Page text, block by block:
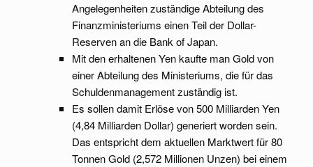
Angelegenheiten zuständige Abteilung des
Finanzministeriums einen Teil der Dollar-
Reserven an die Bank of Japan.
Mit den erhaltenen Yen kaufte man Gold von
einer Abteilung des Ministeriums, die für das
Schuldenmanagement zuständig ist.
Es sollen damit Erlöse von 500 Milliarden Yen
(4,84 Milliarden Dollar) generiert worden sein.
Das entspricht dem aktuellen Marktwert für 80
Tonnen Gold (2,572 Millionen Unzen) bei einem